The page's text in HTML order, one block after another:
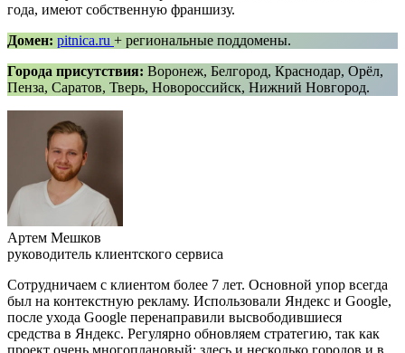
года, имеют собственную франшизу.
Домен: pitnica.ru + региональные поддомены.
Города присутствия: Воронеж, Белгород, Краснодар, Орёл,
Пенза, Саратов, Тверь, Новороссийск, Нижний Новгород.
Артем Мешков
руководитель клиентского сервиса
Сотрудничаем с клиентом более 7 лет. Основной упор всегда
был на контекстную рекламу. Использовали Яндекс и Google,
после ухода Google перенаправили высвободившиеся
средства в Яндекс. Регулярно обновляем стратегию, так как
проект очень многоплановый: здесь и несколько городов и в